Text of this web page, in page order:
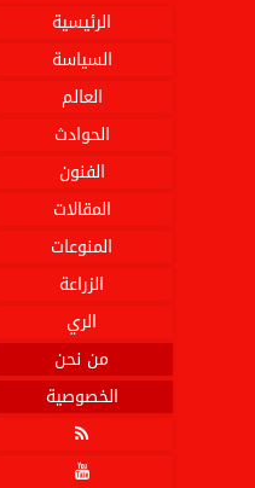
الرئيسية
السياسة
العالم
الحوادث
الفنون
المقالات
المنوعات
الزراعة
الري
من نحن
الخصوصية

